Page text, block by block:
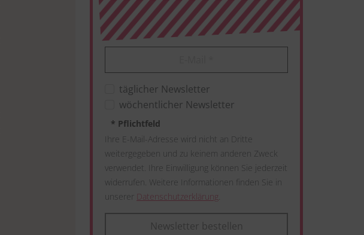
täglicher Newsletter
wöchentlicher Newsletter
* Pflichtfeld
Ihre E-Mail-Adresse wird nicht an Dritte
weitergegeben und zu keinem anderen Zweck
verwendet. Ihre Einwilligung können Sie jederzeit
widerrufen. Weitere Informationen finden Sie in
unserer Datenschutzerklärung.
Newsletter bestellen